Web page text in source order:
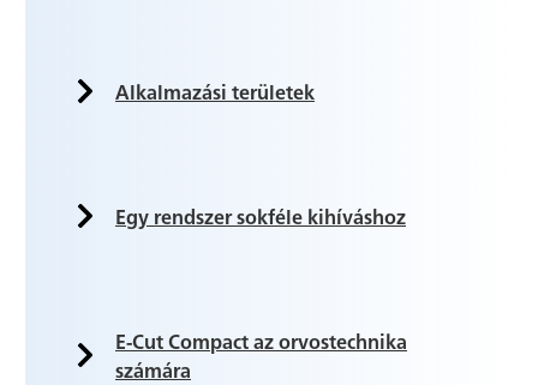
Alkalmazási területek
Egy rendszer sokféle kihíváshoz
E-Cut Compact az orvostechnika
számára